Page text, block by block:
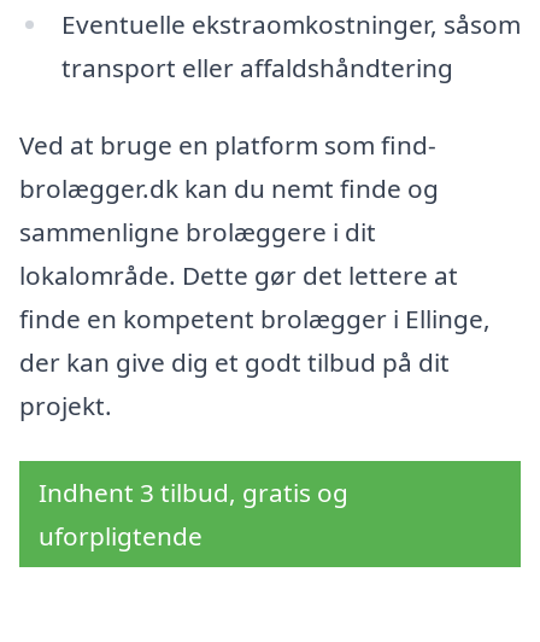
Eventuelle ekstraomkostninger, såsom
transport eller affaldshåndtering
Ved at bruge en platform som find-
brolægger.dk kan du nemt finde og
sammenligne brolæggere i dit
lokalområde. Dette gør det lettere at
finde en kompetent brolægger i Ellinge,
der kan give dig et godt tilbud på dit
projekt.
Indhent 3 tilbud, gratis og
uforpligtende